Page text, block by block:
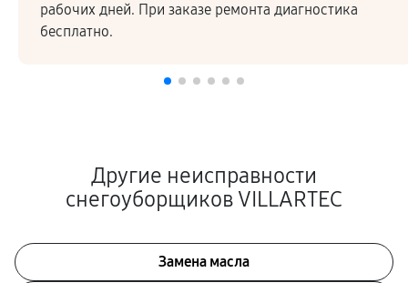
рабочих дней. При заказе ремонта диагностика
бесплатно.
Другие неисправности
снегоуборщиков VILLARTEC
Замена масла